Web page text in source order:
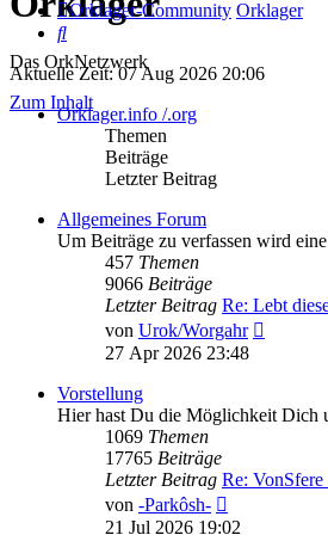
Das OrkNetzwerk
Zum Inhalt
Orklager-Community Orklager
Suche
Aktuelle Zeit: 07 Aug 2026 20:06
Orklager.info /.org
Themen
Beiträge
Letzter Beitrag
Allgemeines Forum
Um Beiträge zu verfassen wird
457 Themen
9066 Beiträge
Letzter Beitrag Re: Lebt
von Urok/Worgahr
27 Apr 2026 23:48
Vorstellung
Hier hast Du die Möglichkeit Dich
1069 Themen
17765 Beiträge
Letzter Beitrag Re:
von -Parkôsh-
Beitrag
21 Jul 2026 19:02